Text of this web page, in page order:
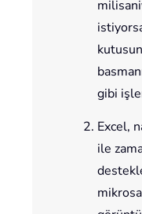
gibi
Excel,
ile